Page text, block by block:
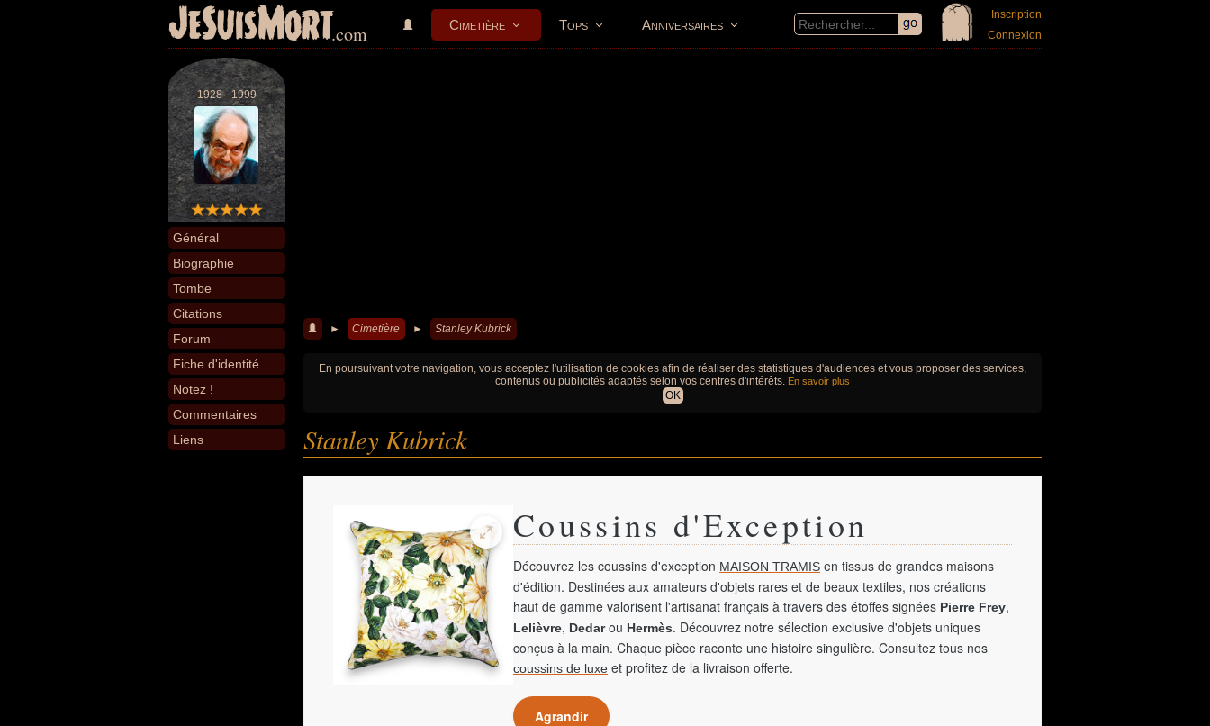
JeSuisMort.com Cimetière Tops Anniversaires
Inscription
Connexion
1928 - 1999
Général
Biographie
Tombe
Citations
Forum
Fiche d'identité
Notez !
Commentaires
Liens
► Cimetière ► Stanley Kubrick
En poursuivant votre navigation, vous acceptez l'utilisation de cookies afin de réaliser des statistiques d'audiences et vous proposer des services,
contenus ou publicités adaptés selon vos centres d'intérêts. En savoir plus
OK
Stanley Kubrick
Coussins d'Exception
Découvrez les coussins d'exception MAISON TRAMIS en tissus de grandes maisons
d'édition. Destinées aux amateurs d'objets rares et de beaux textiles, nos créations
haut de gamme valorisent l'artisanat français à travers des étoffes signées Pierre Frey,
Lelièvre, Dedarou Hermès. Découvrez notre sélection exclusive d'objets uniques
conçus à la main. Chaque pièce raconte une histoire singulière. Consultez tous nos
coussins de luxe et profitez de la livraison offerte.
Agrandir